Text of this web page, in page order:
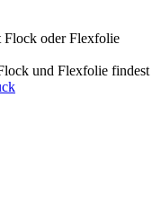
Flock oder Flexfolie
und Flexfolie findest